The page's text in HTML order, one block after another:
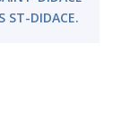
ST-DIDACE.